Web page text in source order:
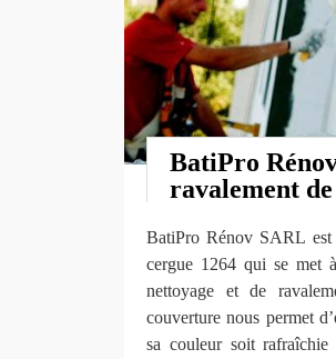
BatiPro
ravalement
BatiPro Rénov SARL
cergue 1264 qui se met
nettoyage et de
couverture nous permet
sa couleur soit rafraîchie